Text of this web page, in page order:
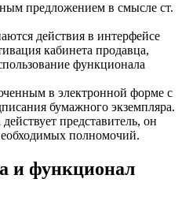
предложением в смысле ст.
действия в интерфейсе
кабинета продавца,
функционала
в электронной форме с
бумажного экземпляра.
представитель, он
полномочий.
и функционал